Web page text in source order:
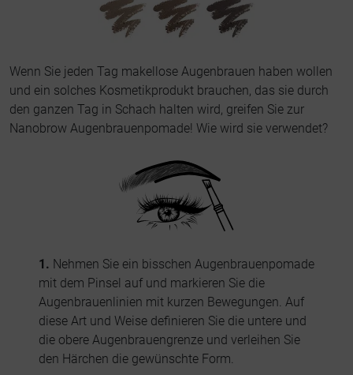
Wenn Sie jeden Tag makellose Augenbrauen haben wollen
und ein solches Kosmetikprodukt brauchen, das sie durch
den ganzen Tag in Schach halten wird, greifen Sie zur
Nanobrow Augenbrauenpomade! Wie wird sie verwendet?
1. Nehmen Sie ein bisschen Augenbrauenpomade
mit dem Pinsel auf und markieren Sie die
Augenbrauenlinien mit kurzen Bewegungen. Auf
diese Art und Weise definieren Sie die untere und
die obere Augenbrauengrenze und verleihen Sie
den Härchen die gewünschte Form.